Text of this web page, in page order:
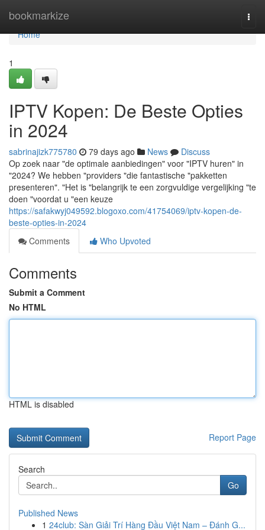
bookmarkize
Home
Home
1
IPTV Kopen: De Beste Opties
in 2024
sabrinajizk775780 79 days ago News
Discuss
Op zoek naar "de optimale aanbiedingen" voor "IPTV huren" in
"2024? We hebben "providers "die fantastische "pakketten
presenteren". "Het is "belangrijk te een zorgvuldige vergelijking "te
doen "voordat u "een keuze
https://safakwyj049592.blogoxo.com/41754069/iptv-kopen-de-
beste-opties-in-2024
Comments
Who Upvoted
Comments
Submit a Comment
No HTML
HTML is disabled
Report Page
Search
Go
Published News
1 24club: Sàn Giải Trí Hàng Đầu Việt Nam – Đánh G...